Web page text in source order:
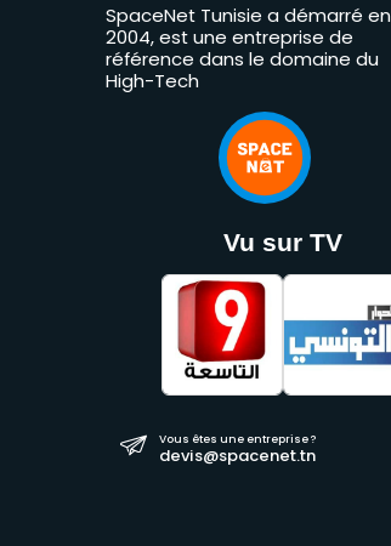
SpaceNet Tunisie a démarré en
2004, est une entreprise de
référence dans le domaine du
High-Tech
Vu sur TV
Vous êtes une entreprise ?
devis@spacenet.tn